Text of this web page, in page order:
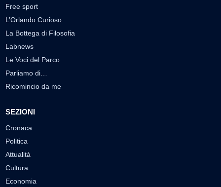
Free sport
L’Orlando Curioso
La Bottega di Filosofia
Labnews
Le Voci del Parco
Parliamo di…
Ricomincio da me
SEZIONI
Cronaca
Politica
Attualità
Cultura
Economia